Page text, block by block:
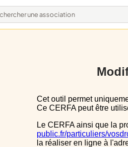
une association
Cet outil permet uniquement de pré-remplir le CERFA 13971*03 avec les données actuellement disponibles publiquement.
Ce CERFA peut être
Le CERFA ainsi que la
public.fr/particuliers/
la réaliser en ligne à